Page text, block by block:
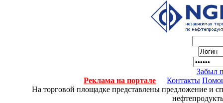
Забыл
Реклама на портале
Контакты
На торговой площадке представлены предложение и